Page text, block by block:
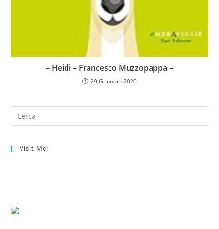
– Heidi – Francesco Muzzopappa –
29 Gennaio 2020
Visit Me!